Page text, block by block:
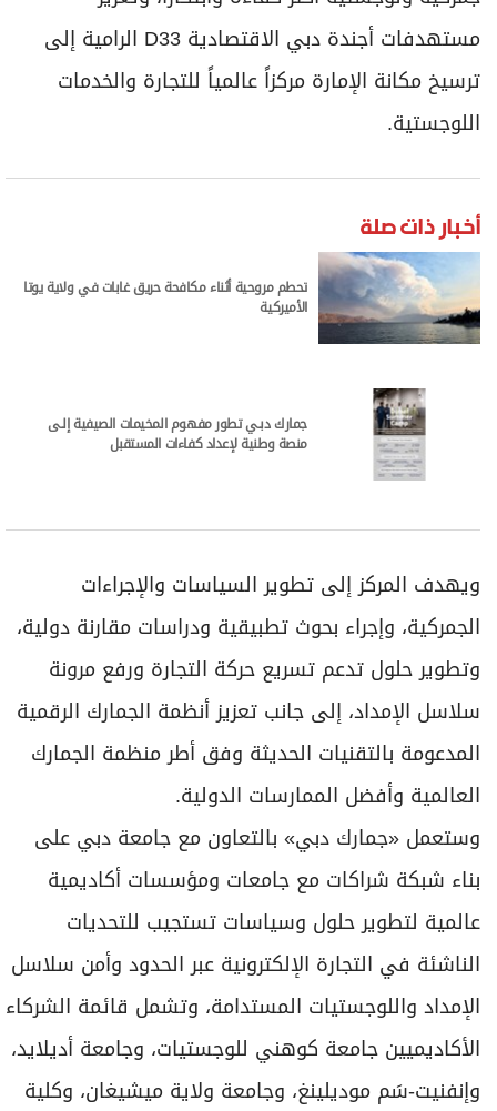
مستهدفات أجندة دبي الاقتصادية D33 الرامية إلى
ترسيخ مكانة الإمارة مركزاً عالمياً للتجارة والخدمات
اللوجستية.
أخبار ذات صلة
تحطم مروحية أثناء مكافحة حريق غابات في ولاية يوتا
الأميركية
جمارك دبـي تطور مفهوم المخيمات الصيفية إلـى
منصة وطنية لإعداد كفاءات المستقبل
ويهدف المركز إلى تطوير السياسات والإجراءات
الجمركية، وإجراء بحوث تطبيقية ودراسات مقارنة دولية،
وتطوير حلول تدعم تسريع حركة التجارة ورفع مرونة
سلاسل الإمداد، إلى جانب تعزيز أنظمة الجمارك الرقمية
المدعومة بالتقنيات الحديثة وفق أطر منظمة الجمارك
العالمية وأفضل الممارسات الدولية.
وستعمل «جمارك دبي» بالتعاون مع جامعة دبي على
بناء شبكة شراكات مع جامعات ومؤسسات أكاديمية
عالمية لتطوير حلول وسياسات تستجيب للتحديات
الناشئة في التجارة الإلكترونية عبر الحدود وأمن سلاسل
الإمداد واللوجستيات المستدامة، وتشمل قائمة الشركاء
الأكاديميين جامعة كوهني للوجستيات، وجامعة أديلايد،
وإنفنيت-سَم موديلينغ، وجامعة ولاية ميشيغان، وكلية